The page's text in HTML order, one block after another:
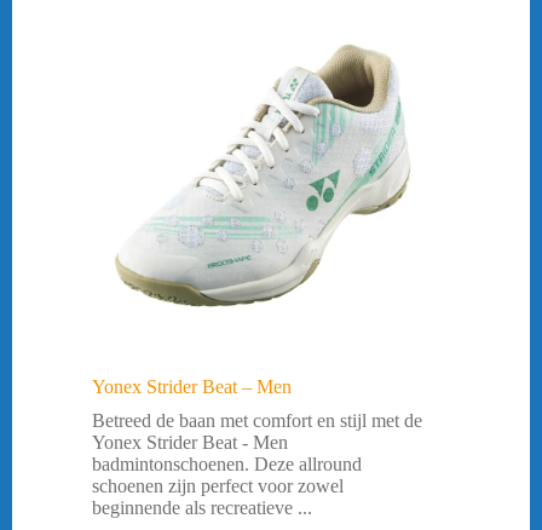
Yonex Strider Beat – Men
Betreed de baan met comfort en stijl met de
Yonex Strider Beat - Men
badmintonschoenen. Deze allround
schoenen zijn perfect voor zowel
beginnende als recreatieve ...